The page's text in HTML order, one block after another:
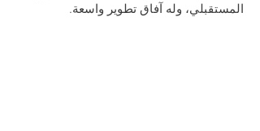
المستقبلي، وله آفاق تطوير واسعة.